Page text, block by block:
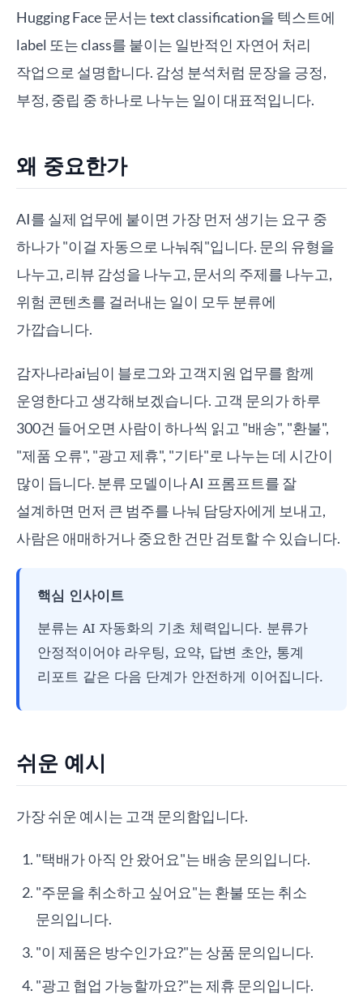
Hugging Face 문서는 text classification을 텍스트에
label 또는 class를 붙이는 일반적인 자연어 처리
작업으로 설명합니다. 감성 분석처럼 문장을 긍정,
부정, 중립 중 하나로 나누는 일이 대표적입니다.
왜 중요한가
AI를 실제 업무에 붙이면 가장 먼저 생기는 요구 중
하나가 "이걸 자동으로 나눠줘"입니다. 문의 유형을
나누고, 리뷰 감성을 나누고, 문서의 주제를 나누고,
위험 콘텐츠를 걸러내는 일이 모두 분류에
가깝습니다.
감자나라ai님이 블로그와 고객지원 업무를 함께
운영한다고 생각해보겠습니다. 고객 문의가 하루
300건 들어오면 사람이 하나씩 읽고 "배송", "환불",
"제품 오류", "광고 제휴", "기타"로 나누는 데 시간이
많이 듭니다. 분류 모델이나 AI 프롬프트를 잘
설계하면 먼저 큰 범주를 나눠 담당자에게 보내고,
사람은 애매하거나 중요한 건만 검토할 수 있습니다.
핵심 인사이트
분류는 AI 자동화의 기초 체력입니다. 분류가
안정적이어야 라우팅, 요약, 답변 초안, 통계
리포트 같은 다음 단계가 안전하게 이어집니다.
쉬운 예시
가장 쉬운 예시는 고객 문의함입니다.
"택배가 아직 안 왔어요"는 배송 문의입니다.
"주문을 취소하고 싶어요"는 환불 또는 취소
문의입니다.
"이 제품은 방수인가요?"는 상품 문의입니다.
"광고 협업 가능할까요?"는 제휴 문의입니다.